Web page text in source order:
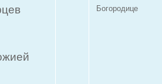
Богородице